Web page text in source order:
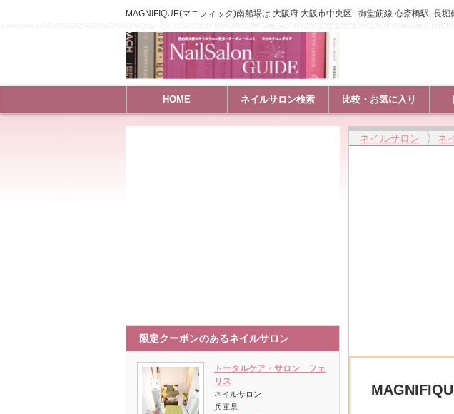
MAGNIFIQUE(マニフィック)南船場は 大阪府 大阪市中央区 | 御堂筋線 心斎橋駅, 長
HOME ネイルサロン検索 比較・お気に入り
ネイルサロン ネ
限定クーポンのあるネイルサロン
トータルケア・サロン フェ
リス
ネイルサロン
兵庫県